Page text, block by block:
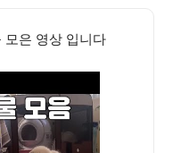
모은 영상 입니다